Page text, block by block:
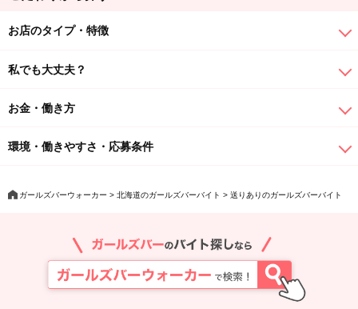
お店のタイプ・特徴
私でも大丈夫？
お金・働き方
環境・働きやすさ・応募条件
ガールズバーウォーカー 北海道のガールズバーバイト 送りありのガールズバーバイト